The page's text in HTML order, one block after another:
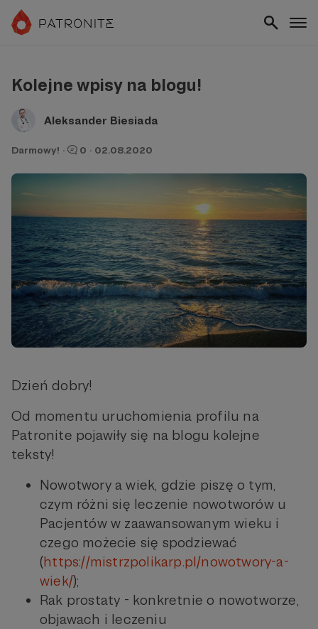
Kolejne wpisy na blogu!
Aleksander Biesiada
Darmowy! · 0 · 02.08.2020
Dzień dobry!
Od momentu uruchomienia profilu na
Patronite pojawiły się na blogu kolejne
teksty!
Nowotwory a wiek, gdzie piszę o tym,
czym różni się leczenie nowotworów u
Pacjentów w zaawansowanym wieku i
czego możecie się spodziewać
(https://mistrzpolikarp.pl/nowotwory-a-
wiek/);
Rak prostaty - konkretnie o nowotworze,
objawach i leczeniu